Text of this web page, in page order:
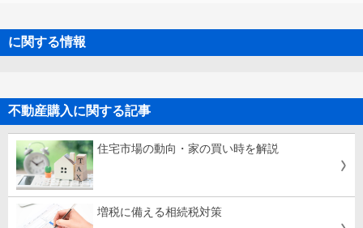
に関する情報
不動産購入に関する記事
住宅市場の動向・家の買い時を解説
増税に備える相続税対策